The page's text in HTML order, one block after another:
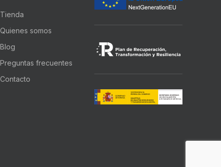
Tienda
Quienes somos
Blog
Preguntas frecuentes
Contacto